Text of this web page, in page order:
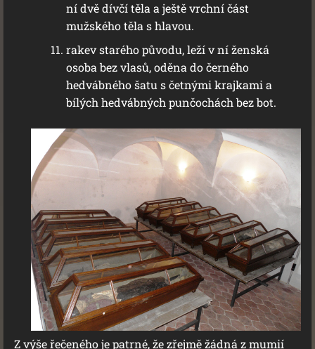
ní dvě dívčí těla a ještě vrchní část
mužského těla s hlavou.
rakev starého původu, leží v ní ženská
osoba bez vlasů, oděna do černého
hedvábného šatu s četnými krajkami a
bílých hedvábných punčochách bez bot.
Z výše řečeného je patrné, že zřejmě žádná z mumií